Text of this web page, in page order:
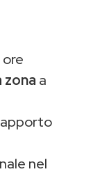
zona a
nel